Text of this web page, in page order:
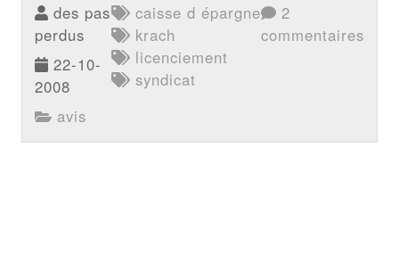
des pas
perdus
22-10-
2008
avis
caisse d épargne
krach
licenciement
syndicat
2
commentaires